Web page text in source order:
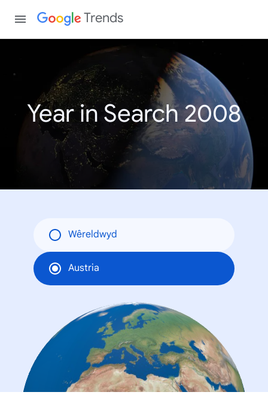
Trends
Year in Search 2008
Wêreldwyd
Austria